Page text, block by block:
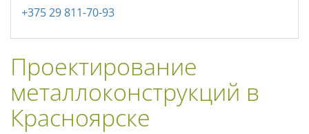
+375 29 811-70-93
Проектирование
металлоконструкций в
Красноярске